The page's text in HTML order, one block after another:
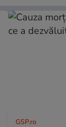
GSP.ro